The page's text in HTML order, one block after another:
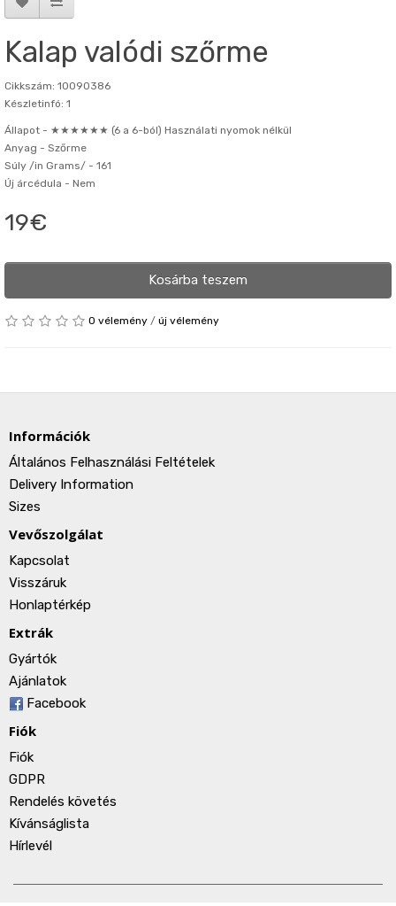
Kalap valódi szőrme
Cikkszám: 10090386
Készletinfó: 1
Állapot - ★★★★★★ (6 a 6-ból) Használati nyomok nélkül
Anyag - Szőrme
Súly /in Grams/ - 161
Új árcédula - Nem
19€
Kosárba teszem
0 vélemény / új vélemény
Információk
Általános Felhasználási Feltételek
Delivery Information
Sizes
Vevőszolgálat
Kapcsolat
Visszáruk
Honlaptérkép
Extrák
Gyártók
Ajánlatok
Facebook
Fiók
Fiók
GDPR
Rendelés követés
Kívánságlista
Hírlevél